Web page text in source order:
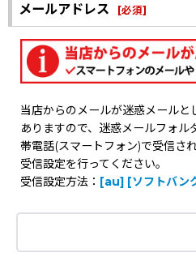
メールアドレス [必須]
当店からのメールが迷惑メール
ありますので、迷惑メールフォ
帯電話(スマートフォン)で受信さ
受信設定を行ってください。
受信設定方法： [au] [ソフトバン